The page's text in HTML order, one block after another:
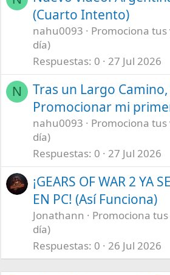
(Cuarto Intento)
nahu0093
Promociona tus
día)
Respuestas 0 27 Jul 2026
N
Tras un Largo
Promocionar mi
nahu0093
Promociona tus
día)
Respuestas 0 27 Jul 2026
¡GEARS OF WAR 2 YA
EN PC! (Así Funciona)
Jonathann
Promociona
día)
Respuestas 0 26 Jul 2026